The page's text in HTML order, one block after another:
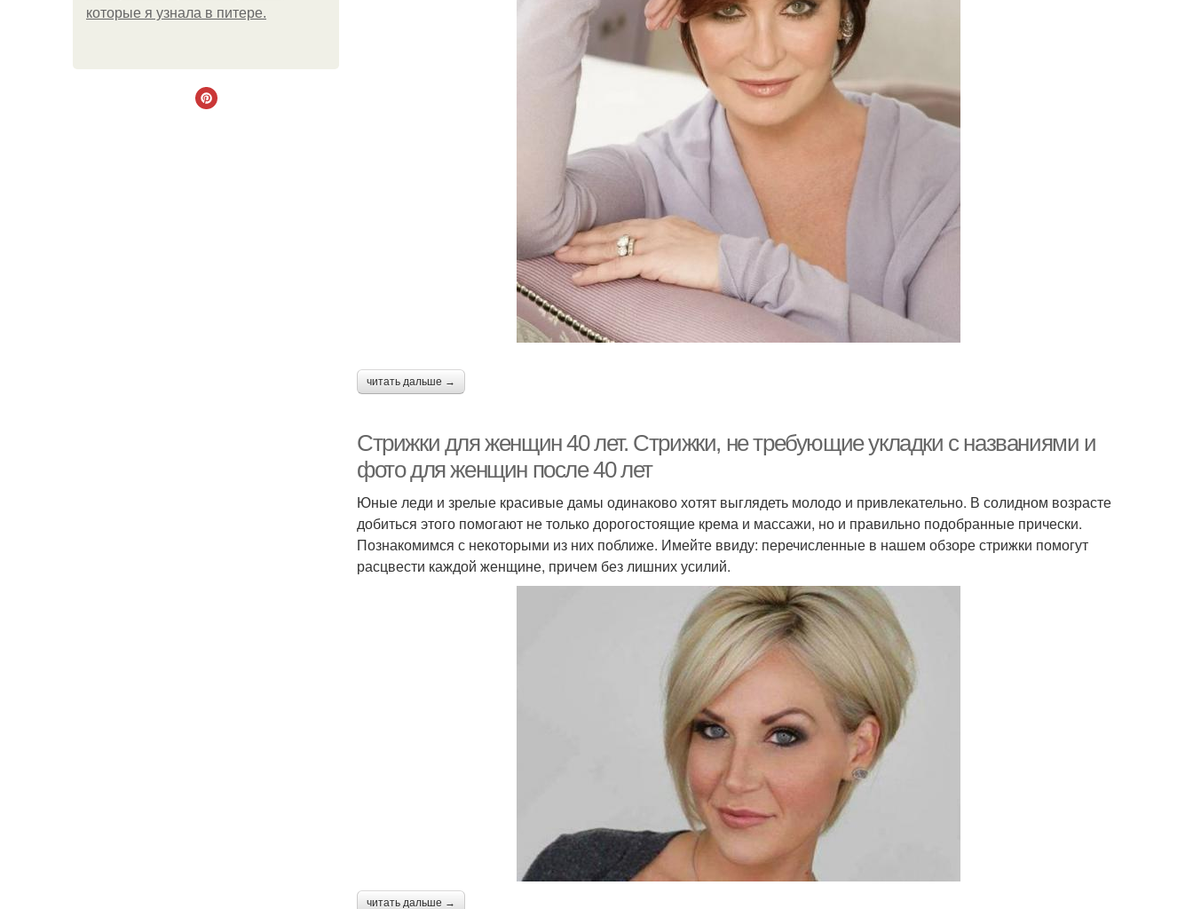
которые я узнала в питере.
читать дальше →
Стрижки для женщин 40 лет. Стрижки, не требующие укладки с названиями и
фото для женщин после 40 лет
Юные леди и зрелые красивые дамы одинаково хотят выглядеть молодо и привлекательно. В солидном возрасте
добиться этого помогают не только дорогостоящие крема и массажи, но и правильно подобранные прически.
Познакомимся с некоторыми из них поближе. Имейте ввиду: перечисленные в нашем обзоре стрижки помогут
расцвести каждой женщине, причем без лишних усилий.
читать дальше →